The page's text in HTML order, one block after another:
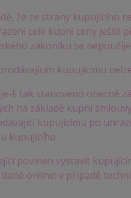
že ze strany kupujícího
celé kupní ceny ještě
zákoníku se
kupujícímu
li tak stanoveno obecně
na základě kupní
kupujícímu po
kupujícího.
povinen vystavit
online; v případě